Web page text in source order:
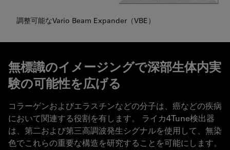
調整可能なVario Beam Expander（VBE）
無標識のイメージングで深部生体内実
験の可能性を広げる
コラーゲンおよびエラスチンなどの分子は、癌などの疾病
において関連する役割を有します。 ライカ4Tune検出器
は、第二および第三高調波発生シグナルを使用して、無染
色でこれらの重要な構造を研究することを可能にします。